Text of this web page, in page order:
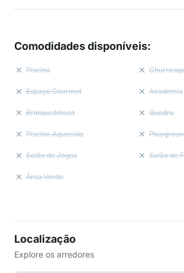
Comodidades disponíveis:
Piscina
Espaço Gourmet Academia
Brinquedoteca Quadra
Piscina Aquecida
Salão de Jogos Salão de
Área Verde
Localização
Explore os arredores